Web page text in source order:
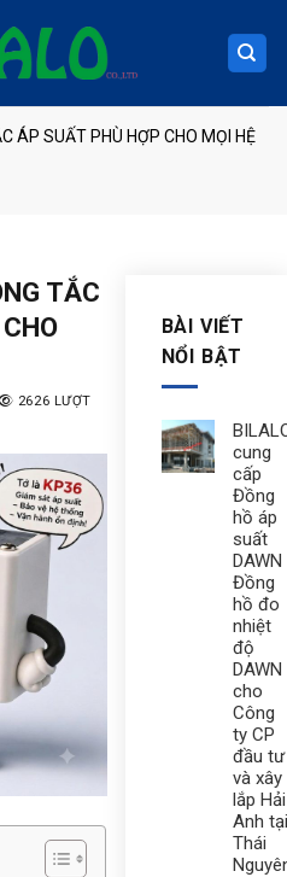
ÁP SUẤT PHÙ HỢP CHO MỌI HỆ
TẮC
2626 LƯỢT
BÀI VIẾT
NỔI BẬT
cung
cấp
Đồng
hồ áp
suất
DAWN
Đồng
hồ đo
nhiệt
độ
DAWN
cho
Công
ty CP
đầu tư
và xây
lắp Hải
Anh tại
Thái